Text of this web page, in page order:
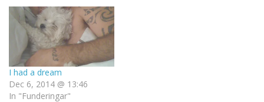
I had a dream
Dec 6, 2014 @ 13:46
In "Funderingar"